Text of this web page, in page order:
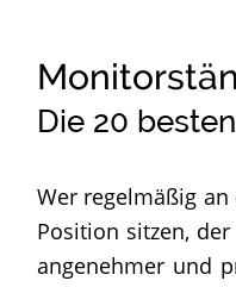
Die 20
Wer regelmäßig
Position sitzen,
angenehmer und